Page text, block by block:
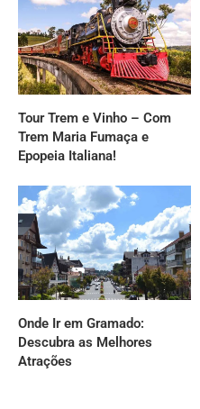
Tour Trem e Vinho – Com
Trem Maria Fumaça e
Epopeia Italiana!
Onde Ir em Gramado:
Descubra as Melhores
Atrações